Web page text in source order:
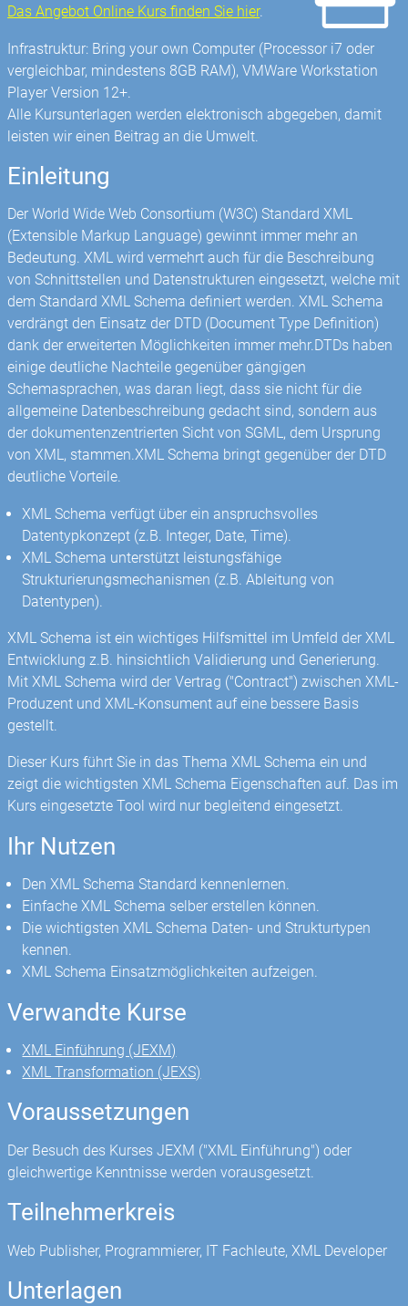
Das Angebot Online Kurs finden Sie hier.
Infrastruktur: Bring your own Computer (Processor i7 oder
vergleichbar, mindestens 8GB RAM), VMWare Workstation
Player Version 12+.
Alle Kursunterlagen werden elektronisch abgegeben, damit
leisten wir einen Beitrag an die Umwelt.
Einleitung
Der World Wide Web Consortium (W3C) Standard XML
(Extensible Markup Language) gewinnt immer mehr an
Bedeutung. XML wird vermehrt auch für die Beschreibung
von Schnittstellen und Datenstrukturen eingesetzt, welche mit
dem Standard XML Schema definiert werden. XML Schema
verdrängt den Einsatz der DTD (Document Type Definition)
dank der erweiterten Möglichkeiten immer mehr.DTDs haben
einige deutliche Nachteile gegenüber gängigen
Schemasprachen, was daran liegt, dass sie nicht für die
allgemeine Datenbeschreibung gedacht sind, sondern aus
der dokumentenzentrierten Sicht von SGML, dem Ursprung
von XML, stammen.XML Schema bringt gegenüber der DTD
deutliche Vorteile.
XML Schema verfügt über ein anspruchsvolles
Datentypkonzept (z.B. Integer, Date, Time).
XML Schema unterstützt leistungsfähige
Strukturierungsmechanismen (z.B. Ableitung von
Datentypen).
XML Schema ist ein wichtiges Hilfsmittel im Umfeld der XML
Entwicklung z.B. hinsichtlich Validierung und Generierung.
Mit XML Schema wird der Vertrag ("Contract") zwischen XML-
Produzent und XML-Konsument auf eine bessere Basis
gestellt.
Dieser Kurs führt Sie in das Thema XML Schema ein und
zeigt die wichtigsten XML Schema Eigenschaften auf. Das im
Kurs eingesetzte Tool wird nur begleitend eingesetzt.
Ihr Nutzen
Den XML Schema Standard kennenlernen.
Einfache XML Schema selber erstellen können.
Die wichtigsten XML Schema Daten- und Strukturtypen
kennen.
XML Schema Einsatzmöglichkeiten aufzeigen.
Verwandte Kurse
XML Einführung (JEXM)
XML Transformation (JEXS)
Voraussetzungen
Der Besuch des Kurses JEXM ("XML Einführung") oder
gleichwertige Kenntnisse werden vorausgesetzt.
Teilnehmerkreis
Web Publisher, Programmierer, IT Fachleute, XML Developer
Unterlagen